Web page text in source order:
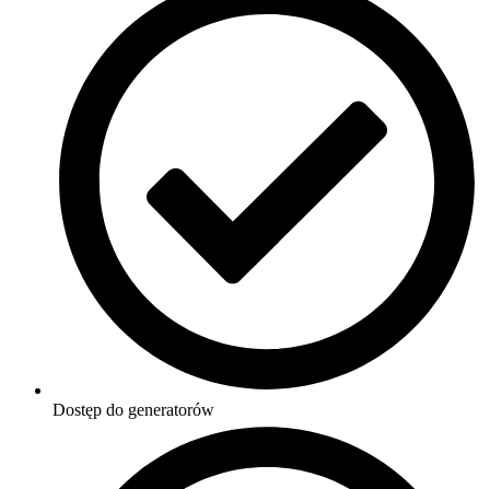
Dostęp do generatorów